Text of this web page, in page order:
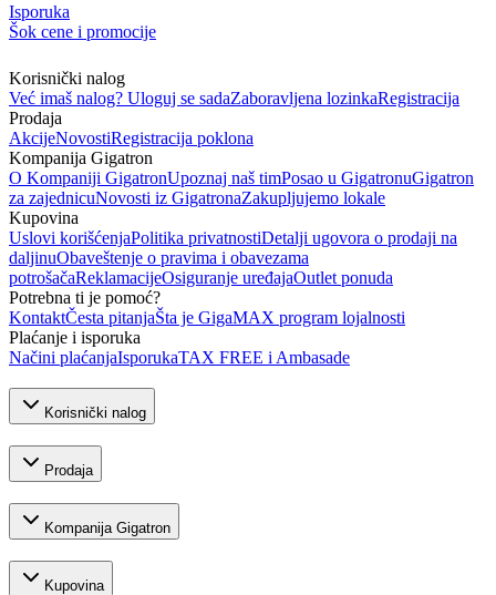
Isporuka
Šok cene i promocije
Korisnički nalog
Već imaš nalog? Uloguj se sadaZaboravljena lozinkaRegistracija
Prodaja
AkcijeNovostiRegistracija poklona
Kompanija Gigatron
O Kompaniji GigatronUpoznaj naš timPosao u GigatronuGigatron
za zajednicuNovosti iz GigatronaZakupljujemo lokale
Kupovina
Uslovi korišćenjaPolitika privatnostiDetalji ugovora o prodaji na
daljinuObaveštenje o pravima i obavezama
potrošačaReklamacijeOsiguranje uređajaOutlet ponuda
Potrebna ti je pomoć?
KontaktČesta pitanjaŠta je GigaMAX program lojalnosti
Plaćanje i isporuka
Načini plaćanjaIsporukaTAX FREE i Ambasade
Korisnički nalog
Prodaja
Kompanija Gigatron
Kupovina